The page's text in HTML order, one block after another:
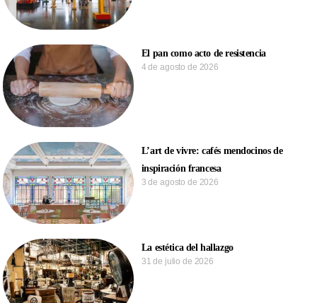
El pan como acto de resistencia
4 de agosto de 2026
L’art de vivre: cafés mendocinos de
inspiración francesa
3 de agosto de 2026
La estética del hallazgo
31 de julio de 2026